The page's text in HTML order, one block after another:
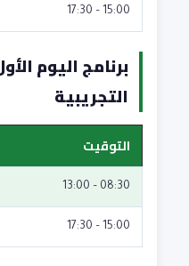
15:00 – 17:30
التجريبية
التوقيت
08:30 – 13:00
15:00 – 17:30